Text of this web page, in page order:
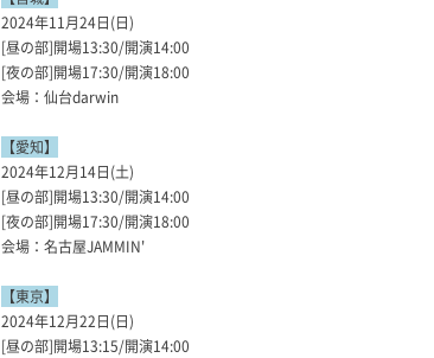
2024年11月24日(日)
[昼の部]開場13:30/開演14:00
[夜の部]開場17:30/開演18:00
会場：仙台darwin
【愛知】
2024年12月14日(土)
[昼の部]開場13:30/開演14:00
[夜の部]開場17:30/開演18:00
会場：名古屋JAMMIN'
【東京】
2024年12月22日(日)
[昼の部]開場13:15/開演14:00